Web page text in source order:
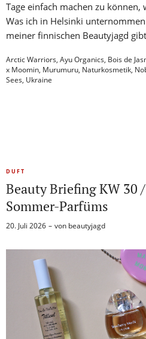
Tage einfach machen zu
Was ich in Helsinki
meiner finnischen Beautyjagd
Arctic Warriors, Ayu Organics, Bois de
x Moomin, Murumuru, Naturkosmetik,
Sees, Ukraine
DUFT
Beauty Briefing KW 30
Sommer-Parfüms
20. Juli 2026 von beautyjagd